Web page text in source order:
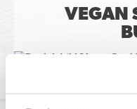
VEGAN
Soft Bun, veganer
Röstzwiebeln, Lollo